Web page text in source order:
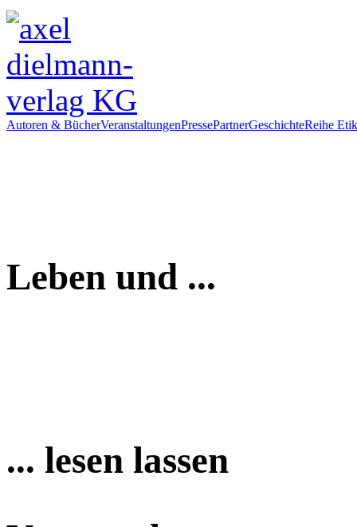
Autoren & BücherVeranstaltungenPressePartnerGeschichteReihe
Leben und ...
... lesen lassen